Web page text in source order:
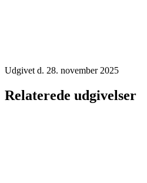
Udgivet d. 28. november 2025
Relaterede udgivelser